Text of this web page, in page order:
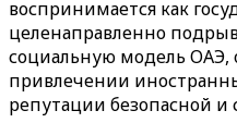
воспринимается как
целенаправленно
социальную модель ОАЭ,
привлечении
репутации безопасной и